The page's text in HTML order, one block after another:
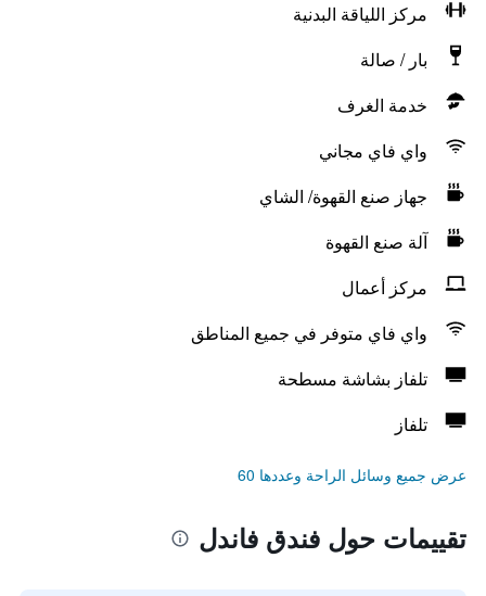
مركز اللياقة البدنية
بار / صالة
خدمة الغرف
واي فاي مجاني
جهاز صنع القهوة/ الشاي
آلة صنع القهوة
مركز أعمال
واي فاي متوفر في جميع المناطق
تلفاز بشاشة مسطحة
تلفاز
عرض جميع وسائل الراحة وعددها 60
تقييمات حول فندق فاندل